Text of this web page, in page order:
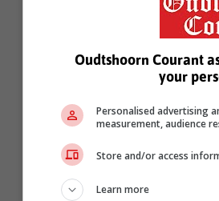
Oudtshoorn Courant
your
Personalised advertising
measurement, audience
Store and/or access
Learn more